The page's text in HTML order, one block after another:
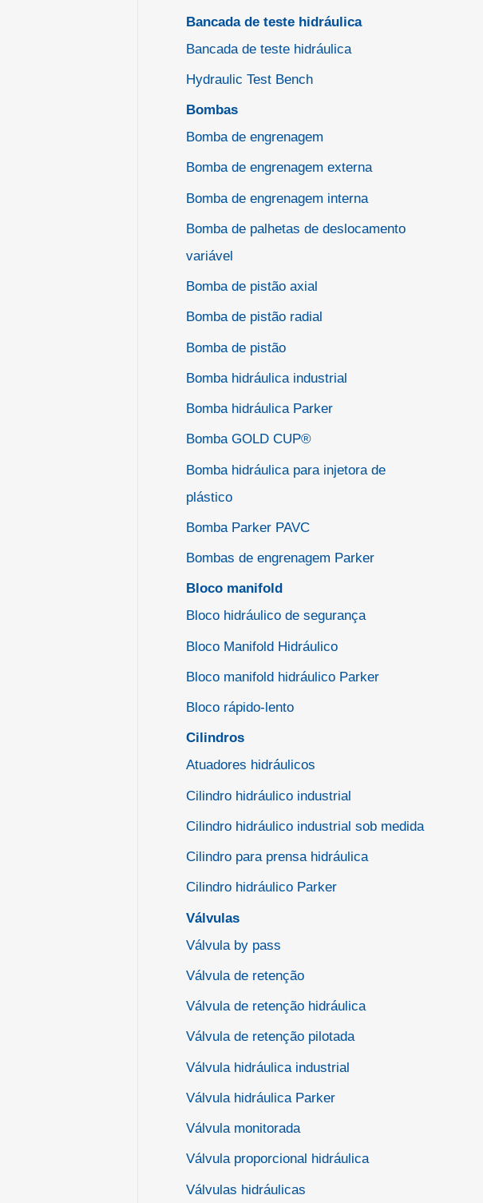
Bancada de teste hidráulica
Bancada de teste hidráulica
Hydraulic Test Bench
Bombas
Bomba de engrenagem
Bomba de engrenagem externa
Bomba de engrenagem interna
Bomba de palhetas de deslocamento
variável
Bomba de pistão axial
Bomba de pistão radial
Bomba de pistão
Bomba hidráulica industrial
Bomba hidráulica Parker
Bomba GOLD CUP®
Bomba hidráulica para injetora de
plástico
Bomba Parker PAVC
Bombas de engrenagem Parker
Bloco manifold
Bloco hidráulico de segurança
Bloco Manifold Hidráulico
Bloco manifold hidráulico Parker
Bloco rápido-lento
Cilindros
Atuadores hidráulicos
Cilindro hidráulico industrial
Cilindro hidráulico industrial sob medida
Cilindro para prensa hidráulica
Cilindro hidráulico Parker
Válvulas
Válvula by pass
Válvula de retenção
Válvula de retenção hidráulica
Válvula de retenção pilotada
Válvula hidráulica industrial
Válvula hidráulica Parker
Válvula monitorada
Válvula proporcional hidráulica
Válvulas hidráulicas